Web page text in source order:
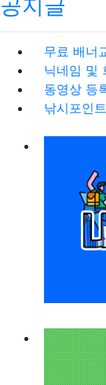
공지글
무료 배너
닉네임 및
동영상 등
낚시포인